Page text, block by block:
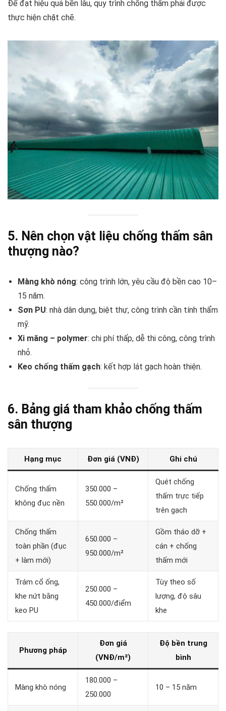
Để đạt hiệu quả bền lâu, quy trình chống thấm phải được
thực hiện chặt chẽ.
5. Nên chọn vật liệu chống thấm sân
thượng nào?
Màng khò nóng: công trình lớn, yêu cầu độ bền cao 10–
15 năm.
Sơn PU: nhà dân dụng, biệt thự, công trình cần tính thẩm
mỹ.
Xi măng – polymer: chi phí thấp, dễ thi công, công trình
nhỏ.
Keo chống thấm gạch: kết hợp lát gạch hoàn thiện.
6. Bảng giá tham khảo chống thấm
sân thượng
Hạng mục Đơn giá (VNĐ) Ghi chú
Chống thấm
không đục nền
350.000 –
550.000/m²
Quét chống
thấm trực tiếp
trên gạch
Chống thấm
toàn phần (đục
+ làm mới)
650.000 –
950.000/m²
Gồm tháo dỡ +
cán + chống
thấm mới
Trám cổ ống,
khe nứt bằng
keo PU
250.000 –
450.000/điểm
Tùy theo số
lượng, độ sâu
khe
Phương pháp
Đơn giá
(VNĐ/m²)
Độ bền trung
bình
Màng khò nóng
180.000 –
250.000
10 – 15 năm